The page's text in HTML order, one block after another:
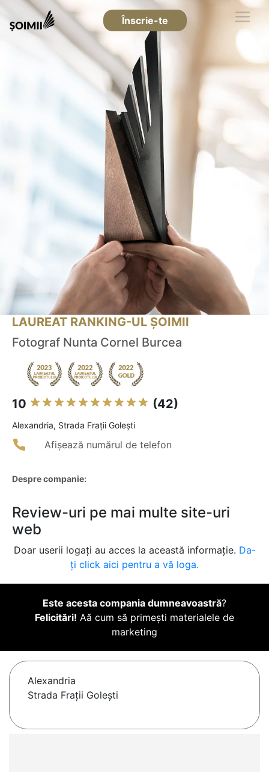
Înscrie-te
LAUREAT RANKING-UL ȘOIMII
Fotograf Nunta Cornel Burcea
10 (42)
Alexandria, Strada Frații Golești
Afișează numărul de telefon
Despre companie:
Review-uri pe mai multe site-uri
web
Doar userii logați au acces la această informație. Da-
ți click aici pentru a vă loga.
Este acesta compania dumneavoastră?
Felicitări! Aă cum să primești materialele de
marketing
Alexandria
Strada Frații Golești